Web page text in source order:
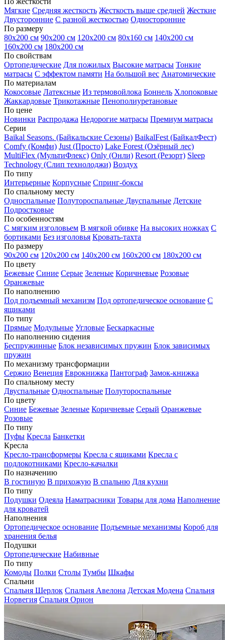
Мягкие Средняя жесткость Жесткость выше средней Жесткие
Двусторонние С разной жесткостью Односторонние
По размеру
80х200 см 90х200 см 120х200 см 80х160 см 140х200 см
160х200 см 180х200 см
По свойствам
Ортопедические Для пожилых Высокие матрасы Тонкие
матрасы С эффектом памяти На большой вес Анатомические
По материалам
Кокосовые Латексные Из термовойлока Боннель Хлопоковые
Жаккардовые Трикотажные Пенополиуретановые
По цене
Новинки Распродажа Недорогие матрасы Премиум матрасы
Серии
Baikal Seasons. (Байкальские Сезоны) BaikalFest (БайкалФест)
Comfy (Комфи) Just (Просто) Lake Forest (Озёрный лес)
MultiFlex (МультиФлекс) Only (Онли) Resort (Резорт) Sleep
Technology (Слип технолоджи) Воздух
По типу
Интерьерные Корпусные Спринг-боксы
По спальному месту
Односпальные Полутороспальные Двуспальные Детские
Подростковые
По особенностям
С мягким изголовьем В мягкой обивке На высоких ножках С
бортиками Без изголовья Кровать-тахта
По размеру
90х200 см 120х200 см 140х200 см 160х200 см 180х200 см
По цвету
Бежевые Синие Серые Зеленые Коричневые Розовые
Оранжевые
По наполнению
Под подъемный механизм Под ортопедическое основание С
ящиками
По типу
Прямые Модульные Угловые Бескаркасные
По наполнению сидения
Беспружинные Блок независимых пружин Блок зависимых
пружин
По механизму трансформации
Сержио Венеция Еврокнижка Пантограф Замок-книжка
По спальному месту
Двуспальные Односпальные Полутороспальные
По цвету
Синие Бежевые Зеленые Коричневые Серый Оранжевые
Розовые
По типу
Пуфы Кресла Банкетки
Кресла
Кресло-трансформеры Кресла с ящиками Кресла с
подлокотниками Кресло-качалки
По назначению
В гостиную В прихожую В спальню Для кухни
По типу
Подушки Одеяла Наматрасники Товары для дома Наполнение
для кроватей
Наполнения
Ортопедическое основание Подъемные механизмы Короб для
хранения белья
Подушки
Ортопедические Набивные
По типу
Комоды Полки Столы Тумбы Шкафы
Спальни
Спальня Шерлок Спальня Авелона Детская Модена Спальня
Норвегия Спальня Орион